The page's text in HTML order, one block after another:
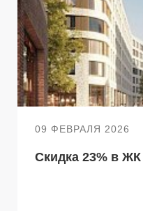
09 ФЕВРАЛЯ 2026
Скидка 23% в